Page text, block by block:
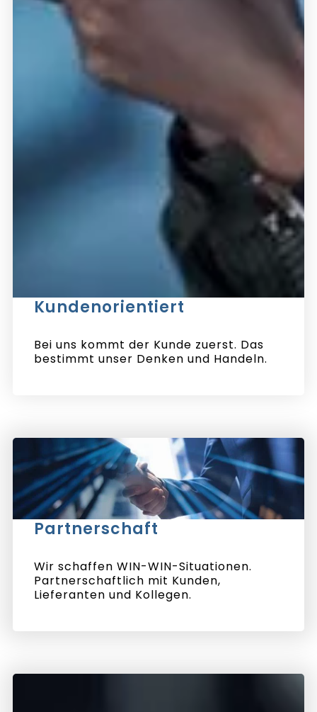
Kundenorientiert
Bei uns kommt der Kunde zuerst. Das
bestimmt unser Denken und Handeln.
Partnerschaft
Wir schaffen WIN-WIN-Situationen.
Partnerschaftlich mit Kunden,
Lieferanten und Kollegen.